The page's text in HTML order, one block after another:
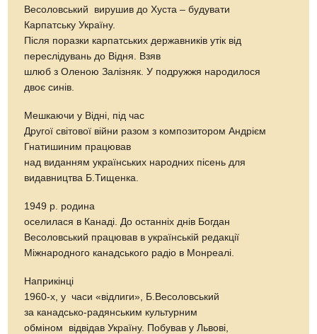
Весоловський вирушив до Хуста – будувати
Карпатську Україну.
Після поразки карпатських державників утік від
переслідувань до Відня. Взяв
шлюб з Оленою Залізняк. У подружжя народилося
двоє синів.
Мешкаючи у Відні, під час
Другої світової війни разом з композитором Андрієм
Гнатишиним працював
над виданням українських народних пісень для
видавництва Б.Тищенка.
1949 р. родина
оселилася в Канаді. До останніх днів Богдан
Весоловський працював в українській редакції
Міжнародного канадського радіо в Монреалі.
Наприкінці
1960-х, у часи «відлиги», Б.Весоловський
за канадсько-радянським культурним
обміном відвідав Україну. Побував у Львові,